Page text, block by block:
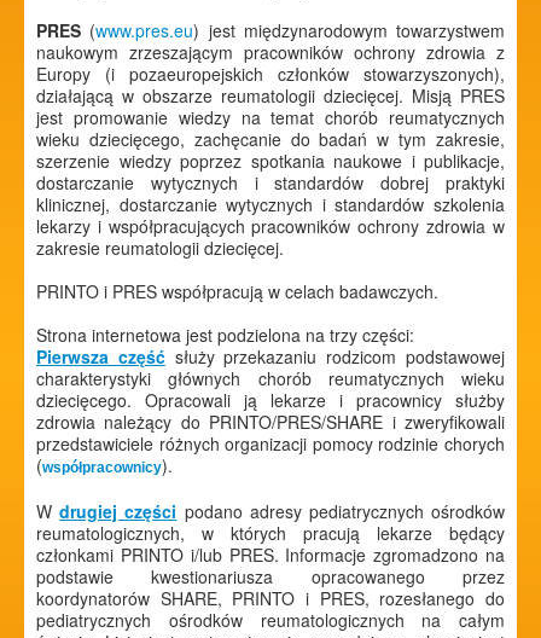
PRES (www.pres.eu) jest międzynarodowym towarzystwem
naukowym zrzeszającym pracowników ochrony zdrowia z
Europy (i pozaeuropejskich członków stowarzyszonych),
działającą w obszarze reumatologii dziecięcej. Misją PRES
jest promowanie wiedzy na temat chorób reumatycznych
wieku dziecięcego, zachęcanie do badań w tym zakresie,
szerzenie wiedzy poprzez spotkania naukowe i publikacje,
dostarczanie wytycznych i standardów dobrej praktyki
klinicznej, dostarczanie wytycznych i standardów szkolenia
lekarzy i współpracujących pracowników ochrony zdrowia w
zakresie reumatologii dziecięcej.
PRINTO i PRES współpracują w celach badawczych.
Strona internetowa jest podzielona na trzy części:
Pierwsza częśćsłuży przekazaniu rodzicom podstawowej
charakterystyki głównych chorób reumatycznych wieku
dziecięcego. Opracowali ją lekarze i pracownicy służby
zdrowia należący do PRINTO/PRES/SHARE i zweryfikowali
przedstawiciele różnych organizacji pomocy rodzinie chorych
(współpracownicy).
Wdrugiej części podano adresy pediatrycznych ośrodków
reumatologicznych, w których pracują lekarze będący
członkami PRINTO i/lub PRES. Informacje zgromadzono na
podstawie kwestionariusza opracowanego przez
koordynatorów SHARE, PRINTO i PRES, rozesłanego do
pediatrycznych ośrodków reumatologicznych na całym